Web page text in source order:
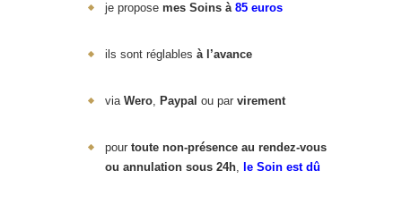
je propose mes Soins à85 euros
ils sont réglables à l’avance
via Wero, Paypal ou par virement
pour toute non-présence au rendez-vous
ou annulation sous 24h, le Soin est dû